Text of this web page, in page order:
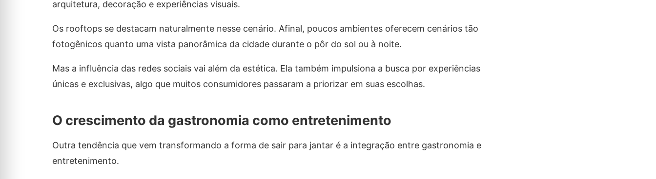
arquitetura, decoração e experiências visuais.
Os rooftops se destacam naturalmente nesse cenário. Afinal, poucos ambientes oferecem cenários tão
fotogênicos quanto uma vista panorâmica da cidade durante o pôr do sol ou à noite.
Mas a influência das redes sociais vai além da estética. Ela também impulsiona a busca por experiências
únicas e exclusivas, algo que muitos consumidores passaram a priorizar em suas escolhas.
O crescimento da gastronomia como entretenimento
Outra tendência que vem transformando a forma de sair para jantar é a integração entre gastronomia e
entretenimento.